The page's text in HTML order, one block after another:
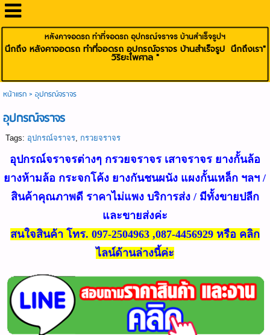
หลังคาจอดรถ ทำที่จอดรถ อุปกรณ์จราจร บ้านสำเร็จรูปฯ
นึกถึง หลังคาจอดรถ ทำที่จอดรถ อุปกรณ์จราจร บ้านสำเร็จรูป นึกถึงเรา"
วิริยะไพศาล "
หน้าแรก> อุปกรณ์จราจร
อุปกรณ์จราจร
Tags: อุปกรณ์จราจร, กรวยจราจร
อุปกรณ์จราจรต่างๆ กรวยจราจร เสาจราจร ยางกั้นล้อ
ยางห้ามล้อ กระจกโค้ง ยางกันชนผนัง แผงกั้นเหล็ก ฯลฯ /
สินค้าคุณภาพดี ราคาไม่แพง บริการส่ง / มีทั้งขายปลีก
และขายส่งค่ะ
สนใจสินค้า โทร. 097-2504963 ,087-4456929 หรือ คลิก
ไลน์ด้านล่างนี้ค่ะ